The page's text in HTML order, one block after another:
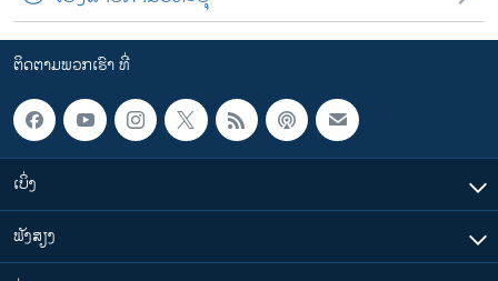
ຕິດຕາມພວກເຮົາ ທີ່
ເບິ່ງ
ຟັງສຽງ